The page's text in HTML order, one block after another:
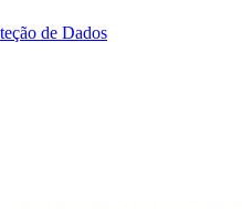
de Dados